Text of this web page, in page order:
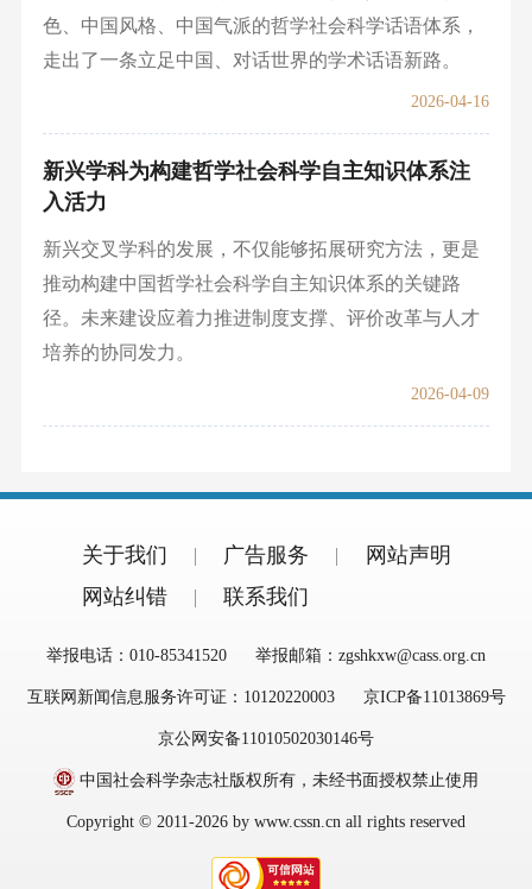
色、中国风格、中国气派的哲学社会科学话语体系，
走出了一条立足中国、对话世界的学术话语新路。
2026-04-16
新兴学科为构建哲学社会科学自主知识体系注
入活力
新兴交叉学科的发展，不仅能够拓展研究方法，更是
推动构建中国哲学社会科学自主知识体系的关键路
径。未来建设应着力推进制度支撑、评价改革与人才
培养的协同发力。
2026-04-09
关于我们 广告服务
网站声明
网站纠错
联系我们
举报电话：010-85341520 举报邮箱：zgshkxw@cass.org.cn
互联网新闻信息服务许可证：10120220003 京ICP备11013869号
京公网安备11010502030146号
中国社会科学杂志社版权所有，未经书面授权禁止使用
Copyright © 2011-2026 by www.cssn.cn all rights reserved